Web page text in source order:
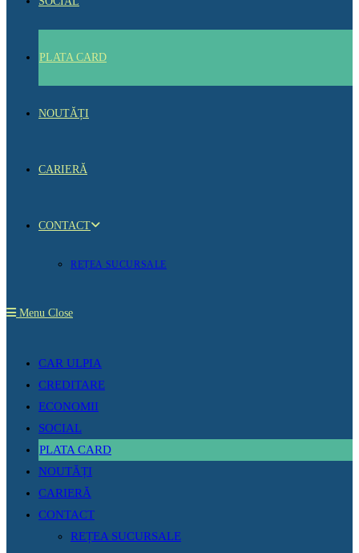
PLATA CARD
NOUTĂȚI
CARIERĂ
CONTACT
REȚEA SUCURSALE
Menu Close
CAR ULPIA
CREDITARE
ECONOMII
SOCIAL
PLATA CARD
NOUTĂȚI
CARIERĂ
CONTACT
REȚEA SUCURSALE